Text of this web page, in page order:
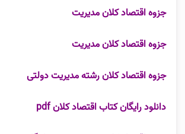
جزوه اقتصاد کلان مدیریت
جزوه اقتصاد کلان مدیریت
جزوه اقتصاد کلان رشته مدیریت دولتی
دانلود رایگان کتاب اقتصاد کلان pdf